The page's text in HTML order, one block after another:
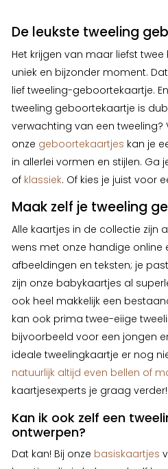
De leukste tweeling
Het krijgen van maar liefst
uniek en bijzonder moment.
lief tweeling-geboortekaartje.
tweeling geboortekaartje is
verwachting van een tweeling?
onze geboortekaartjes kan je
in allerlei vormen en stijlen. Ga
of klassiek. Of kies je juist voor
Maak zelf je tweeling
Alle kaartjes in de collectie zijn
wens met onze handige online
afbeeldingen en teksten; je
zijn onze babykaartjes al
ook heel makkelijk een
kan ook prima twee-eiige
bijvoorbeeld voor een jongen
ideale tweelingkaartje er nog
natuurlijk altijd even bellen of
kaartjesexperts je graag verder!
Kan ik ook zelf een
ontwerpen?
Dat kan! Bij onze basiskaartjes